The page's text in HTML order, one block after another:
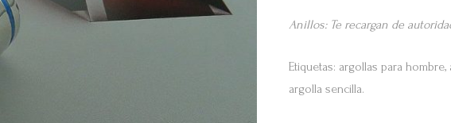
Anillos: Te recargan de
Etiquetas: argollas para
argolla sencilla.